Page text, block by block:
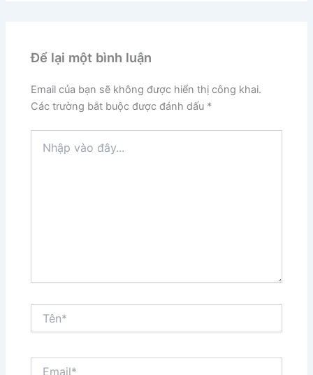
Để lại một bình luận
Email của bạn sẽ không được hiển thị công khai.
Các trường bắt buộc được đánh dấu *
vào